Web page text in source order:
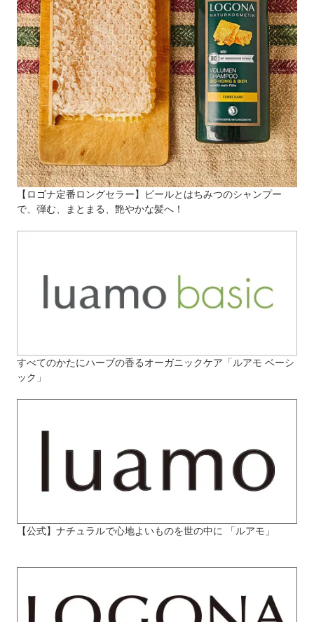
【ロゴナ定番ロングセラー】ビールとはちみつのシャンプー
で、弾む、まとまる、艶やかな髪へ！
すべてのかたにハーブの香るオーガニックケア「ルアモ ベーシ
ック」
【公式】ナチュラルで心地よいものを世の中に 「ルアモ」